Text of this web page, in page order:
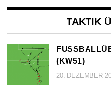
TAKTIK
KW51)
20. DEZEMBER